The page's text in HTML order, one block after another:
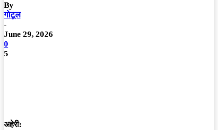
By
गोटूल
-
June 29, 2026
0
5
अहेरी: